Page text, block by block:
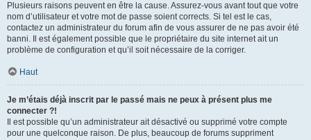
Plusieurs raisons peuvent en être la cause. Assurez-vous avant tout que votre
nom d’utilisateur et votre mot de passe soient corrects. Si tel est le cas,
contactez un administrateur du forum afin de vous assurer de ne pas avoir été
banni. Il est également possible que le propriétaire du site internet ait un
problème de configuration et qu’il soit nécessaire de la corriger.
Haut
Je m’étais déjà inscrit par le passé mais ne peux à présent plus me
connecter ?!
Il est possible qu’un administrateur ait désactivé ou supprimé votre compte
pour une quelconque raison. De plus, beaucoup de forums suppriment